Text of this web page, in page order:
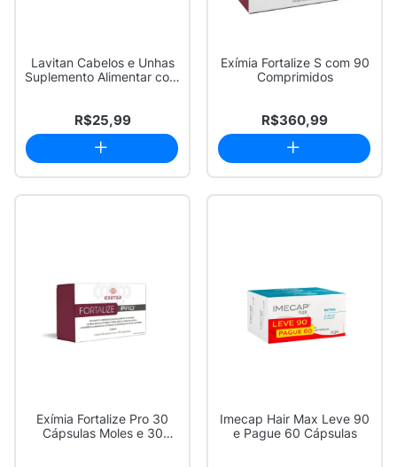
Lavitan Cabelos e Unhas
Suplemento Alimentar com
R$25,99
Exímia Fortalize S com 90
Comprimidos
R$360,99
Exímia Fortalize Pro 30
Cápsulas Moles e 30
Imecap Hair Max Leve 90
e Pague 60 Cápsulas